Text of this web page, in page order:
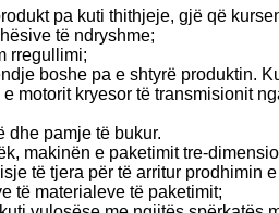
pa kuti thithjeje, gjë që
të ndryshme;
rregullimi;
boshe pa e shtyrë produktin.
motorit kryesor të transmisionit
dhe pamje të bukur.
makinën e paketimit tre-
të tjera për të arritur prodhimin
të materialeve të paketimit;